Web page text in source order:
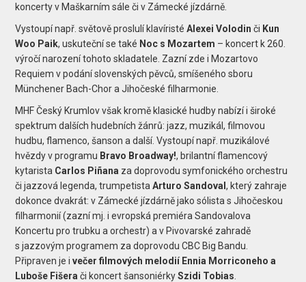
koncerty v Maškarním sále či v Zámecké jízdárně.
Vystoupí např. světově proslulí klavíristéAlexei Volodin či Kun
Woo Paik, uskuteční se také Noc s Mozartem – koncert k 260.
výročí narození tohoto skladatele. Zazní zde i Mozartovo
Requiem v podání slovenských pěvců, smíšeného sboru
Münchener Bach-Chor a Jihočeské filharmonie.
MHF Český Krumlov však kromě klasické hudby nabízí i široké
spektrum dalších hudebních žánrů: jazz, muzikál, filmovou
hudbu, flamenco, šanson a další. Vystoupí např. muzikálové
hvězdy v programu Bravo Broadway!, brilantní flamencový
kytarista Carlos Piñana za doprovodu symfonického orchestru
či jazzová legenda, trumpetistaArturo Sandoval, který zahraje
dokonce dvakrát: v Zámecké jízdárně jako sólista s Jihočeskou
filharmonií (zazní mj. i evropská premiéra Sandovalova
Koncertu pro trubku a orchestr) a v Pivovarské zahradě
s jazzovým programem za doprovodu CBC Big Bandu.
Připraven je ivečer filmových melodií Ennia Morriconeho a
Luboše Fišera či koncert šansoniérkySzidi Tobias